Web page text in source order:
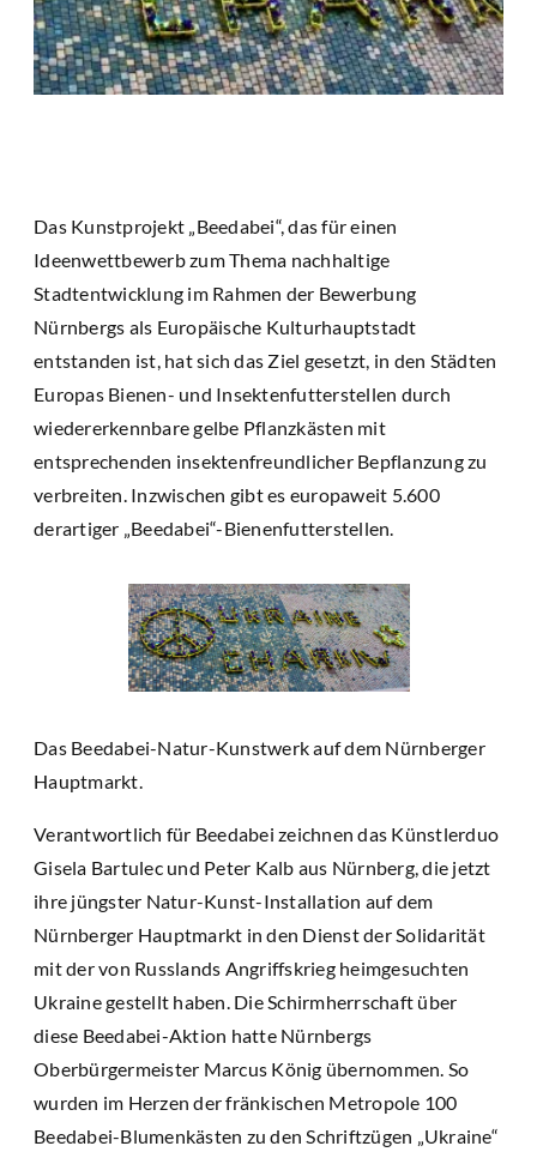
Das Kunstprojekt „Beedabei“, das für einen
Ideenwettbewerb zum Thema nachhaltige
Stadtentwicklung im Rahmen der Bewerbung
Nürnbergs als Europäische Kulturhauptstadt
entstanden ist, hat sich das Ziel gesetzt, in den Städten
Europas Bienen- und Insektenfutterstellen durch
wiedererkennbare gelbe Pflanzkästen mit
entsprechenden insektenfreundlicher Bepflanzung zu
verbreiten. Inzwischen gibt es europaweit 5.600
derartiger „Beedabei“-Bienenfutterstellen.
Das Beedabei-Natur-Kunstwerk auf dem Nürnberger
Hauptmarkt.
Verantwortlich für Beedabei zeichnen das Künstlerduo
Gisela Bartulec und Peter Kalb aus Nürnberg, die jetzt
ihre jüngster Natur-Kunst-Installation auf dem
Nürnberger Hauptmarkt in den Dienst der Solidarität
mit der von Russlands Angriffskrieg heimgesuchten
Ukraine gestellt haben. Die Schirmherrschaft über
diese Beedabei-Aktion hatte Nürnbergs
Oberbürgermeister Marcus König übernommen. So
wurden im Herzen der fränkischen Metropole 100
Beedabei-Blumenkästen zu den Schriftzügen „Ukraine“